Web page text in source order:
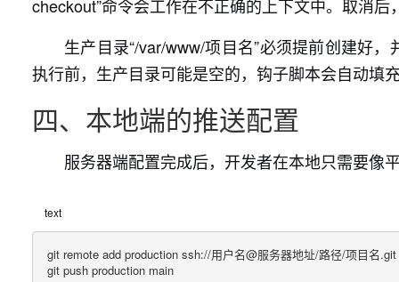
checkout”命令会工作在不正确的上下文中。取消
生产目录“/var/www/项目名”必须提前创建好
执行前，生产目录可能是空的，钩子脚本会自动填
四、本地端的推送配置
服务器端配置完成后，开发者在本地只需要像
text
git remote add production ssh://用户名@服务器地址/路径/项目名.git
git push production main